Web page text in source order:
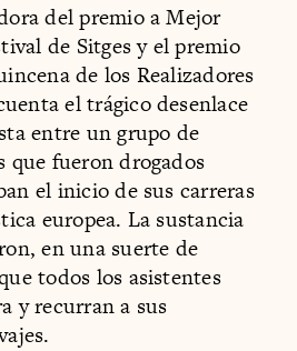
del premio a Mejor
de Sitges y el premio
de los Realizadores
el trágico desenlace
entre un grupo de
que fueron drogados
el inicio de sus carreras
europea. La sustancia
en una suerte de
todos los asistentes
y recurran a sus